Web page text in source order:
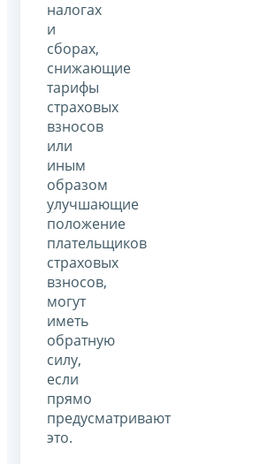
налогах
и
сборах,
снижающие
тарифы
страховых
взносов
или
иным
образом
улучшающие
положение
плательщиков
страховых
взносов,
могут
иметь
обратную
силу,
если
прямо
предусматривают
это.